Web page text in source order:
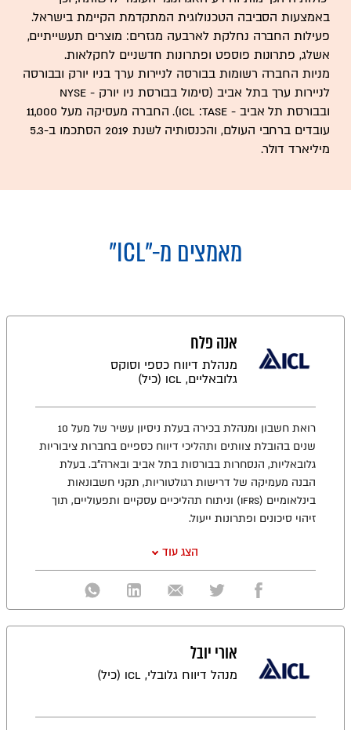
באמצעות הסביבה הטכנולוגית המתקדמת הקיימת בישראל.
פעילות החברה נחלקת לארבעה מגזרים: מוצרים תעשייתיים,
אשלג, פתרונות פוספט ופתרונות חדשניים לחקלאות.
מניות החברה רשומות בבורסה לניירות ערך בניו יורק ובבורסה
לניירות ערך בתל אביב (סימול בבורסת ניו יורק - NYSE
ובבורסת תל אביב - TASE: ‏ICL). החברה מעסיקה מעל 11,000
עובדים ברחבי העולם, והכנסותיה לשנת 2019 הסתכמו ב-5.3
מיליארד דולר.
מאמצים מ-"ICL"
אנה פלח
מנהלת דיווח כספי וסוקס
גלובאליים, ICL (כיל)
רואת חשבון ומנהלת בכירה בעלת ניסיון עשיר של מעל 10
שנים בהובלת צוותים ותהליכי דיווח כספיים בחברות ציבוריות
גלובאליות, הנסחרות בבורסות בתל אביב ובארה"ב. בעלת
הבנה מעמיקה של דרישות רגולטוריות, תקני חשבונאות
בינלאומיים (IFRS) וניתוח תהליכיים עסקיים ותפעוליים, תוך
זיהוי סיכונים ופתרונות ייעול.
הצג עוד
אורי יובל
מנהל דיווח גלובלי, ICL (כיל)